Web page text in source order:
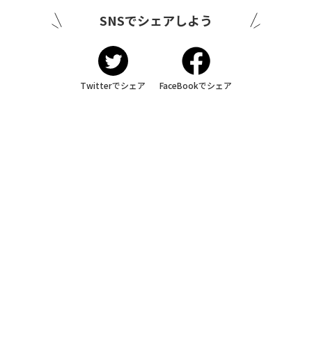
SNSでシェアしよう
Twitterでシェア FaceBookでシェア